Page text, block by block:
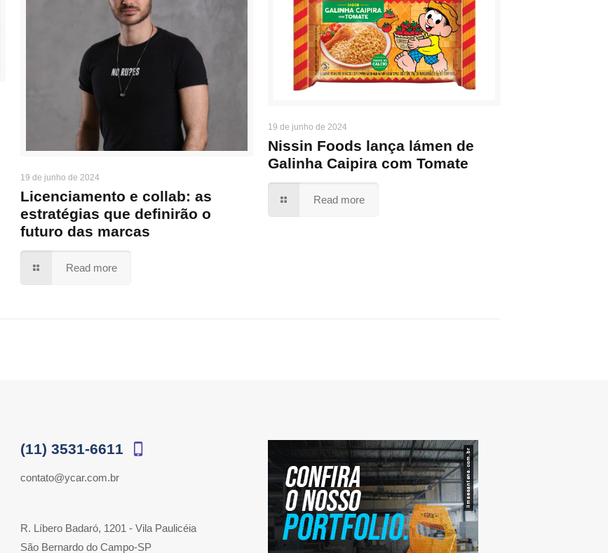
19 de junho de 2024
Licenciamento e collab: as
estratégias que definirão o
futuro das marcas
Read more
19 de junho de 2024
Nissin Foods lança lámen de
Galinha Caipira com Tomate
Read more
(11) 3531-6611
contato@ycar.com.br
R. Líbero Badaró, 1201 - Vila Paulicéia
São Bernardo do Campo-SP